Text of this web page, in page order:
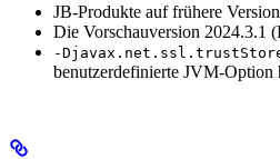
JB-Produkte auf frühere
Die Vorschauversion 2024.3.1
-
benutzerdefinierte JVM-Option